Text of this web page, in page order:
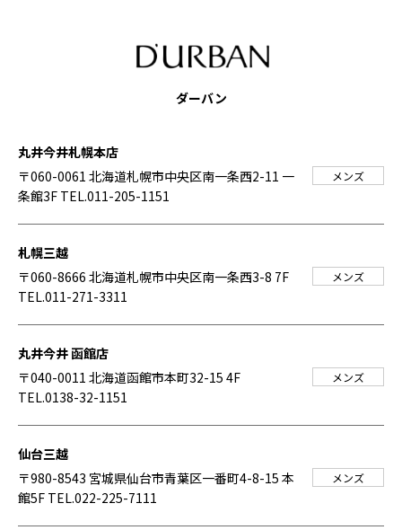
ダーバン
丸井今井札幌本店
〒060-0061 北海道札幌市中央区南一条西2-11 一
条館3F TEL.011-205-1151
メンズ
札幌三越
〒060-8666 北海道札幌市中央区南一条西3-8 7F
TEL.011-271-3311
メンズ
丸井今井 函館店
〒040-0011 北海道函館市本町32-15 4F
TEL.0138-32-1151
メンズ
仙台三越
〒980-8543 宮城県仙台市青葉区一番町4-8-15 本
館5F TEL.022-225-7111
メンズ